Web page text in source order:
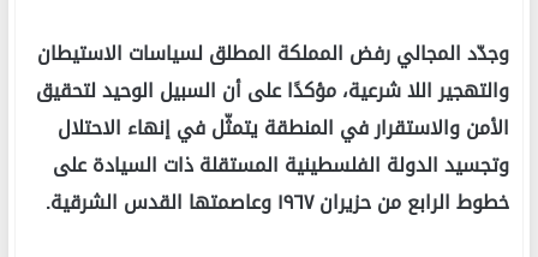
وجدّد المجالي رفض المملكة المطلق لسياسات الاستيطان
والتهجير اللا شرعية، مؤكدًا على أن السبيل الوحيد لتحقيق
الأمن والاستقرار في المنطقة يتمثّل في إنهاء الاحتلال
وتجسيد الدولة الفلسطينية المستقلة ذات السيادة على
خطوط الرابع من حزيران ١٩٦٧ وعاصمتها القدس الشرقية.